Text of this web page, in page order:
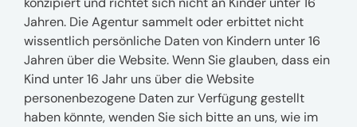
Jahren. Die Agentur sammelt oder erbittet nicht
wissentlich persönliche Daten von Kindern unter 16
Jahren über die Website. Wenn Sie glauben, dass ein
Kind unter 16 Jahr uns über die Website
personenbezogene Daten zur Verfügung gestellt
haben könnte, wenden Sie sich bitte an uns, wie im